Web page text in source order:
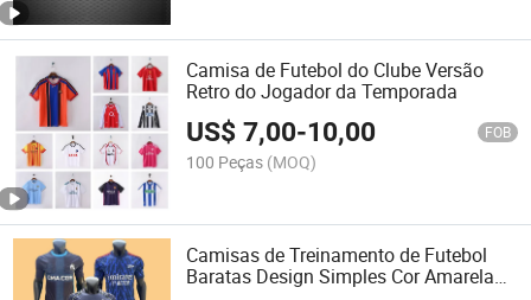
Camisa de Futebol do Clube Versão
Retro do Jogador da Temporada
US$7,00-10,00 FOB
100 Peças (MOQ)
Camisas de Treinamento de Futebol
Baratas Design Simples Cor Amarela